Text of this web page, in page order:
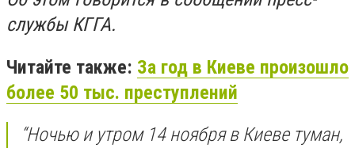
службы КГГА.
Читайте также: За год в Киеве произошло
более 50 тыс. преступлений
“Ночью и утром 14 ноября в Киеве туман,